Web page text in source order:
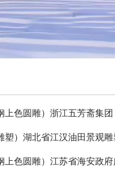
上色圆雕）浙江五芳斋集团
塑）湖北省江汉油田景观雕
上色圆雕）江苏省海安政